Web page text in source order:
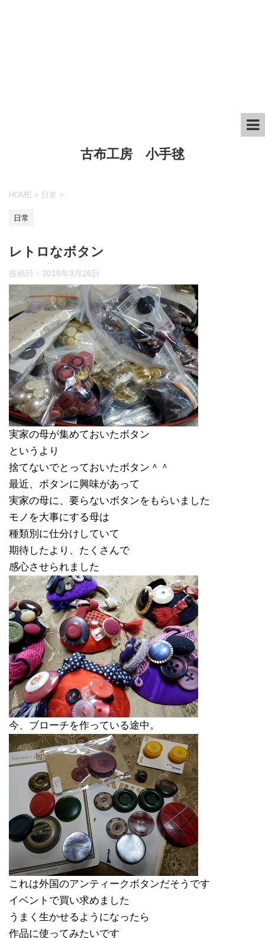
古布工房 小手毬
HOME > 日常 >
日常
レトロなボタン
投稿日： 2016年3月26日
実家の母が集めておいたボタン
というより
捨てないでとっておいたボタン＾＾
最近、ボタンに興味があって
実家の母に、要らないボタンをもらいました
モノを大事にする母は
種類別に仕分けしていて
期待したより、たくさんで
感心させられました
今、ブローチを作っている途中。
これは外国のアンティークボタンだそうです
イベントで買い求めました
うまく生かせるようになったら
作品に使ってみたいです